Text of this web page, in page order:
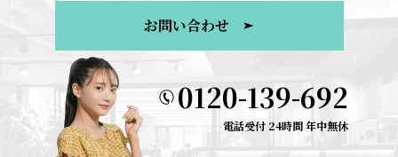
お問い合わせ
0120-139-692
電話受付 24時間 年中無休